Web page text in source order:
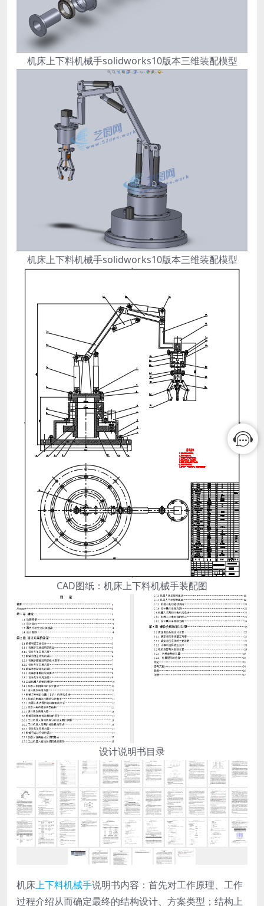
机床上下料机械手solidworks10版本三维装配模型
机床上下料机械手solidworks10版本三维装配模型
CAD图纸：机床上下料机械手装配图
设计说明书目录
机床上下料机械手说明书内容：首先对工作原理、工作
过程介绍从而确定最终的结构设计、方案类型；结构上